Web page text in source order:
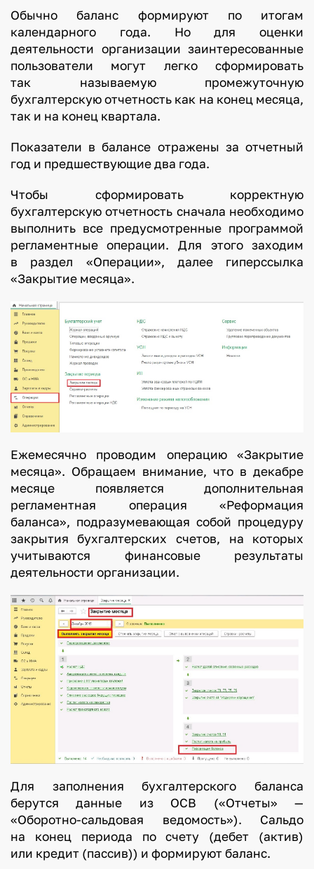
Обычно баланс формируют по итогам
календарного года. Но для оценки
деятельности организации заинтересованные
пользователи могут легко сформировать
так называемую промежуточную
бухгалтерскую отчетность как на конец месяца,
так и на конец квартала.
Показатели в балансе отражены за отчетный
год и предшествующие два года.
Чтобы сформировать корректную
бухгалтерскую отчетность сначала необходимо
выполнить все предусмотренные программой
регламентные операции. Для этого заходим
в раздел «Операции», далее гиперссылка
«Закрытие месяца».
Ежемесячно проводим операцию «Закрытие
месяца». Обращаем внимание, что в декабре
месяце появляется дополнительная
регламентная операция «Реформация
баланса», подразумевающая собой процедуру
закрытия бухгалтерских счетов, на которых
учитываются финансовые результаты
деятельности организации.
Для заполнения бухгалтерского баланса
берутся данные из ОСВ («Отчеты» —
«Оборотно-сальдовая ведомость»). Сальдо
на конец периода по счету (дебет (актив)
или кредит (пассив)) и формируют баланс.